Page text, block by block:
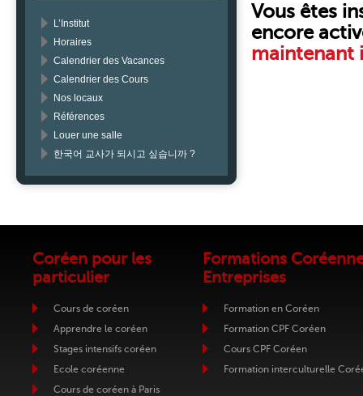
L’Institut
Horaires
Calendrier des Vacances
Calendrier des Cours
Nos locaux
Références
Louer une salle
한국어 교사가 되시고 싶습니까 ?
Vous êtes
encore
maintenant
Coréen pour les
particulier
Cours de coréen
Apprendre le coréen
Stages intensifs coréen
Ecole coréenne
Cours de coréen à Paris
Formations
Entreprises
Formation en Coréen
Formation CPF Coréen
Cours CPF Coréen
Formation interculturelle